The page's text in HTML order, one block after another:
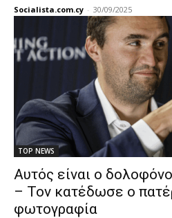
Socialista.com.cy - 30/09/2025
TOP NEWS
Αυτός είναι ο
– Τον κατέδωσε ο
φωτογραφία